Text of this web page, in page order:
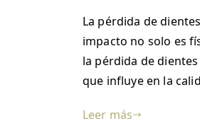
La pérdida de
impacto no solo es
la pérdida de
que influye en la
Leer más